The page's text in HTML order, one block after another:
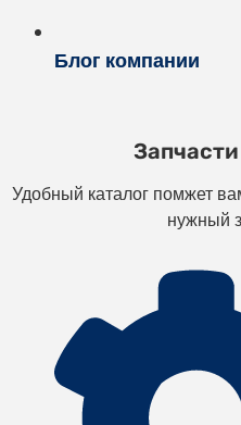
Блог компании
Удобный каталог помжет
нужный